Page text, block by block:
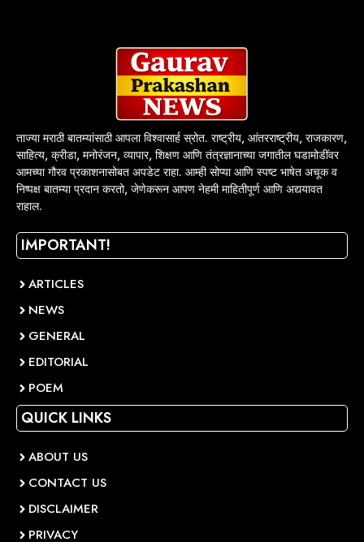
ताज्या मराठी बातम्यांसाठी आपला विश्वासार्ह स्रोत. राष्ट्रीय, आंतरराष्ट्रीय, राजकारण,
साहित्य, क्रीडा, मनोरंजन, व्यापार, शिक्षण आणि तंत्रज्ञानाच्या जगातील घडामोडींवर
आमच्या गौरव प्रकाशनासोबत अपडेट राहा. आम्ही सोप्या आणि स्पष्ट भाषेत अचूक व
निष्पक्ष बातम्या प्रदान करतो, जेणेकरून आपण नेहमी माहितीपूर्ण आणि अद्ययावत
राहाल.
IMPORTANT!
ARTICLES
NEWS
GENERAL
EDITORIAL
POEM
QUICK LINKS
ABOUT US
CONTACT US
DISCLAIMER
PRIVACY